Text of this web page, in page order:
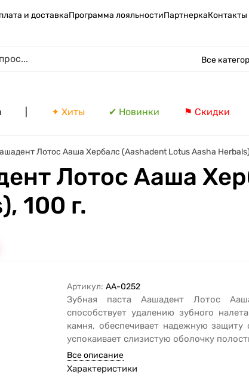
и доставкаПрограмма лояльностиПартнеркаКонтакты
Все
✦ Хиты ✔ Новинки ⚑ Скидки
Лотос Ааша Хербалс (Aashadent Lotus Aasha
Лотос Ааша
100 г.
Артикул: AA-0252
Зубная паста Аашадент Лотос
способствует удалению зубного
камня, обеспечивает надежную защиту
успокаивает слизистую оболочку
Все описание
Характеристики